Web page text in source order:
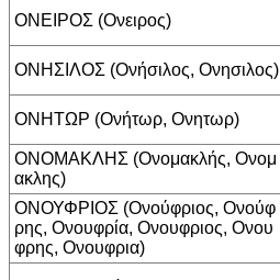
ΟΝΕΙΡΟΣ (Ονειρος)
ΟΝΗΣΙΛΟΣ (Ονήσιλος, Ονησιλος)
ΟΝΗΤΩΡ (Ονήτωρ, Ονητωρ)
ΟΝΟΜΑΚΛΗΣ (Ονομακλής, Ονομ
ακλης)
ΟΝΟΥΦΡΙΟΣ (Ονούφριος, Ονούφ
ρης, Ονουφρία, Ονουφριος, Ονου
φρης, Ονουφρια)